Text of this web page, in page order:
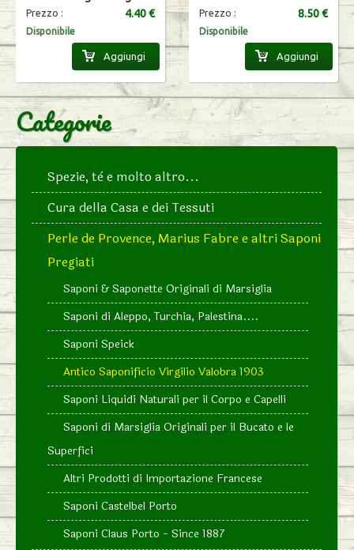
Prezzo : 4.40 €
Disponibile
Aggiungi
Prezzo : 8.50 €
Disponibile
Aggiungi
Categorie
Spezie, tè e molto altro...
Cura della Casa e dei Tessuti
Perle de Provence, Marius Fabre e altri Saponi
Pregiati
Saponi & Saponette Originali di Marsiglia
Saponi di Aleppo, Turchia, Palestina....
Saponi Speick
Antico Saponificio Virgilio Valobra 1903
Saponi Liquidi Naturali per il Corpo e Capelli
Saponi di Marsiglia Originali per il Bucato e le
Superfici
Altri Prodotti di Importazione Francese
Saponi Castelbel Porto
Saponi Claus Porto - Since 1887